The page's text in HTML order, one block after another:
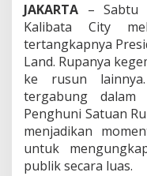
JAKARTA – Sabtu
Kalibata City
tertangkapnya
Land. Rupanya
ke rusun
tergabung dalam
Penghuni Satuan
menjadikan
untuk
publik secara luas.